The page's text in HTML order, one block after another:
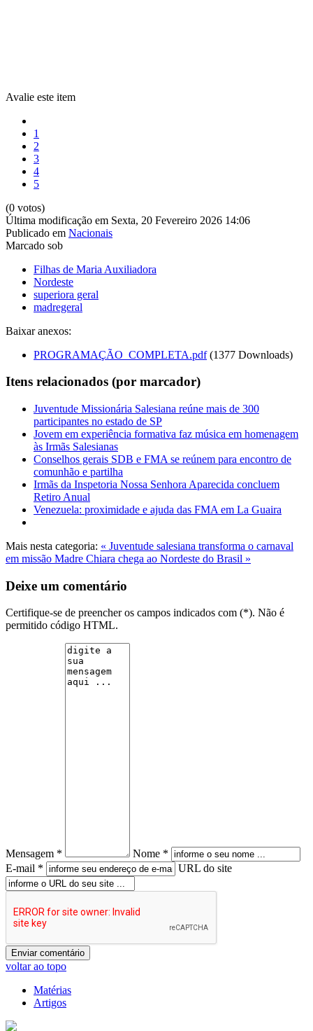
Avalie este item
1
2
3
4
5
(0 votos)
Última modificação em Sexta, 20 Fevereiro 2026 14:06
Publicado em Nacionais
Marcado sob
Filhas de Maria Auxiliadora
Nordeste
superiora geral
madregeral
Baixar anexos:
PROGRAMAÇÃO_COMPLETA.pdf (1377 Downloads)
Itens relacionados (por marcador)
Juventude Missionária Salesiana reúne mais de 300
participantes no estado de SP
Jovem em experiência formativa faz música em homenagem
às Irmãs Salesianas
Conselhos gerais SDB e FMA se reúnem para encontro de
comunhão e partilha
Irmãs da Inspetoria Nossa Senhora Aparecida concluem
Retiro Anual
Venezuela: proximidade e ajuda das FMA em La Guaira
Mais nesta categoria: « Juventude salesiana transforma o carnaval
em missão Madre Chiara chega ao Nordeste do Brasil »
Deixe um comentário
Certifique-se de preencher os campos indicados com (*). Não é
permitido código HTML.
Mensagem *
Nome *
E-mail *
URL do site
voltar ao topo
Matérias
Artigos